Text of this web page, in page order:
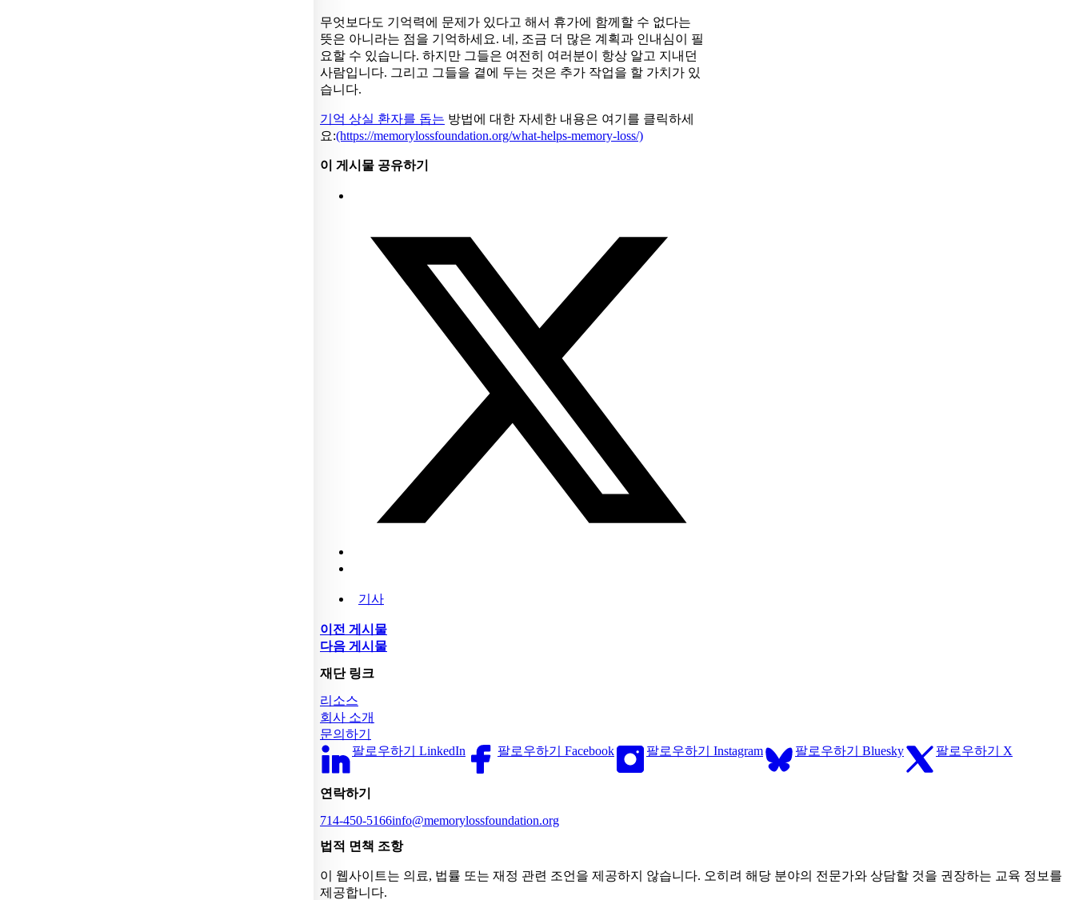
무엇보다도 기억력에 문제가 있다고 해서 휴가에 함께할 수 없다는
뜻은 아니라는 점을 기억하세요. 네, 조금 더 많은 계획과 인내심이 필
요할 수 있습니다. 하지만 그들은 여전히 여러분이 항상 알고 지내던
사람입니다. 그리고 그들을 곁에 두는 것은 추가 작업을 할 가치가 있
습니다.
기억 상실 환자를 돕는 방법에 대한 자세한 내용은 여기를 클릭하세
요:(https://memorylossfoundation.org/what-helps-memory-loss/)
이 게시물 공유하기
기사
이전 게시물
다음 게시물
재단 링크
리소스
회사 소개
문의하기
팔로우하기 LinkedIn
팔로우하기 Facebook 팔로우하기 Instagram 팔로우하기 Bluesky 팔로우하기 X
연락하기
714-450-5166info@memorylossfoundation.org
법적 면책 조항
이 웹사이트는 의료, 법률 또는 재정 관련 조언을 제공하지 않습니다. 오히려 해당 분야의 전문가와 상담할 것을 권장하는 교육 정보를
제공합니다.